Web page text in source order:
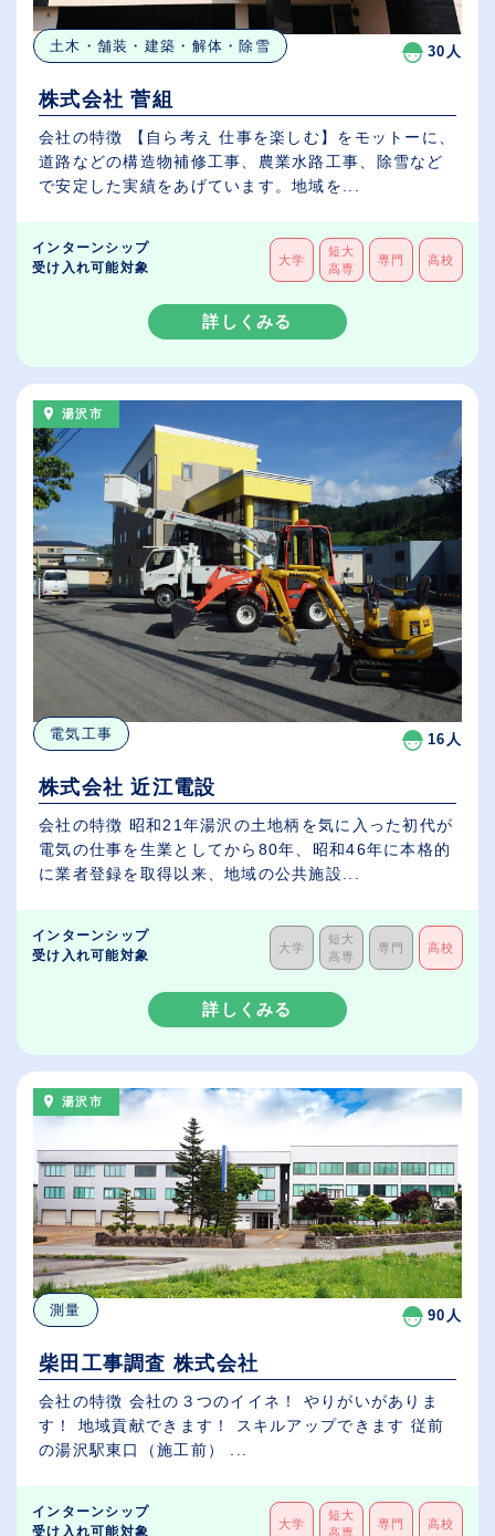
土木・舗装・建築・解体・除雪 30人
株式会社 菅組
会社の特徴 【自ら考え 仕事を楽しむ】をモットーに、
道路などの構造物補修工事、農業水路工事、除雪など
で安定した実績をあげています。地域を...
インターンシップ
受け入れ可能対象
大学
短大
高専
専門 高校
詳しくみる
湯沢市
電気工事 16人
株式会社 近江電設
会社の特徴 昭和21年湯沢の土地柄を気に入った初代が
電気の仕事を生業としてから80年、昭和46年に本格的
に業者登録を取得以来、地域の公共施設...
インターンシップ
受け入れ可能対象
大学
短大
高専
専門 高校
詳しくみる
湯沢市
測量 90人
柴田工事調査 株式会社
会社の特徴 会社の３つのイイネ！ やりがいがありま
す！ 地域貢献できます！ スキルアップできます 従前
の湯沢駅東口（施工前） ...
インターンシップ
受け入れ可能対象
大学
短大
高専
専門 高校